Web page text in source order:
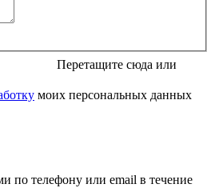
Перетащите сюда или
моих персональных данных
по телефону или email в течение